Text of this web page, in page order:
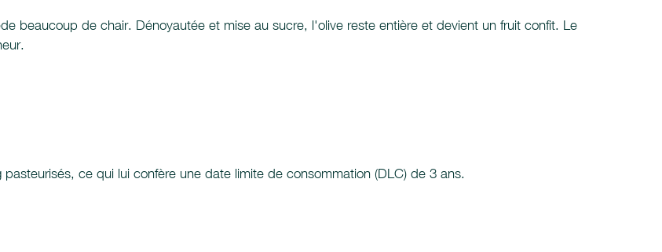
beaucoup de chair. Dénoyautée et mise au sucre, l'olive reste entière et devient un fruit confit. Le
ce qui lui confère une date limite de consommation (DLC) de 3 ans.